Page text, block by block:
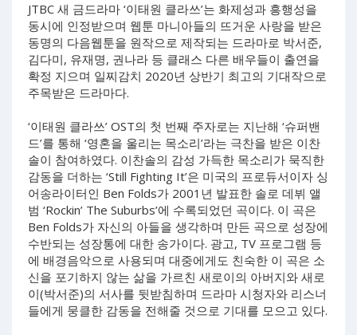
JTBC 새 금드라마 ‘이태원 클라쓰’는 화제성과 흥행성을
동시에 인정받으며 웹툰 마니아들의 뜨거운 사랑을 받은
동명의 다음웹툰을 원작으로 제작되는 드라마로 박서준,
김다미, 유재명, 권나라 등 클래스 다른 배우들이 출연을
확정 지으며 일찌감치 2020년 상반기 최고의 기대작으로
주목받은 드라마다.
‘이태원 클라쓰’ OST의 첫 번째 주자로는 지난해 ‘슈퍼밴
드’를 통해 ‘영혼을 울리는 목소리’라는 극찬을 받은 이찬
솔이 참여하였다. 이찬솔의 감성 가득한 목소리가 묵직한
감동을 더하는 ‘Still Fighting It’은 미국의 프로듀서이자 싱
어송라이터인 Ben Folds가 2001년 발표한 솔로 데뷔 앨
범 ‘Rockin’ The Suburbs’에 수록되었던 곡이다. 이 곡은
Ben Folds가 자신의 아들을 생각하며 만든 곡으로 성장에
수반되는 성장통에 대한 송가이다. 광고, TV 프로그램 등
에 배경음악으로 사용되며 대중에게도 친숙한 이 곡은 소
신을 포기하지 않는 삶을 가르친 새로이의 아버지와 새로
이(박서준)의 서사를 뒷받침하며 드라마 시청자와 리스너
들에게 뭉클한 감동을 전해줄 것으로 기대를 모으고 있다.